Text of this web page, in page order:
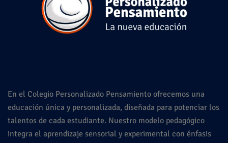
En el Colegio Personalizado Pensamiento ofrecemos una
educación única y personalizada, diseñada para potenciar los
talentos de cada estudiante. Nuestro modelo pedagógico
integra el aprendizaje sensorial y experimental con énfasis